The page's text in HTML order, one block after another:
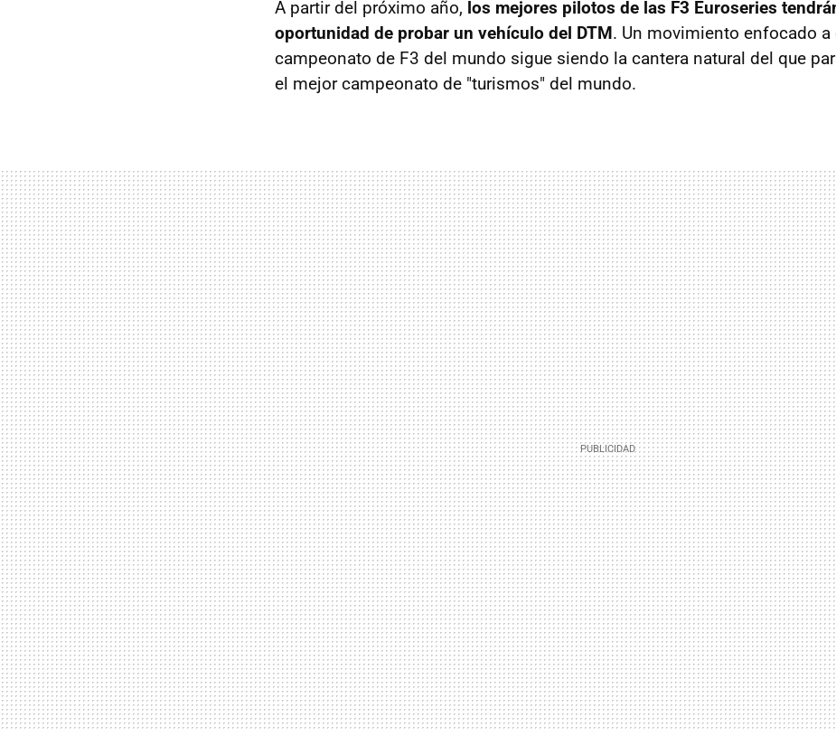
A partir del próximo año, los mejores pilotos de las F3 Euroseries
oportunidad de probar un vehículo del DTM. Un movimiento enfocado a
campeonato de F3 del mundo sigue siendo la cantera natural del que
el mejor campeonato de "turismos" del mundo.